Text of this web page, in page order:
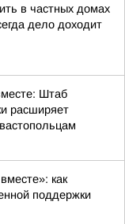
в частных домах
дело доходит
Штаб
расширяет
как
поддержки